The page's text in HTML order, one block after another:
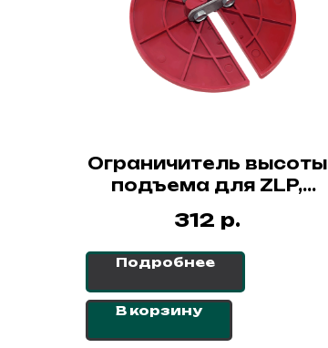
Ограничитель высоты
подъема для ZLP,
пластик
312 р.
Подробнее
В корзину